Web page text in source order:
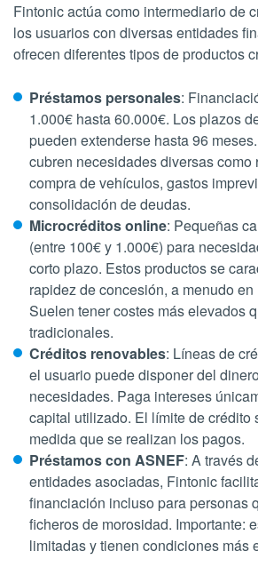
Fintonic actúa como intermediario de
los usuarios con diversas entidades
ofrecen diferentes tipos de productos
Préstamos personales:
1.000€ hasta 60.000€. Los plazos
pueden extenderse hasta 96
cubren necesidades diversas como
compra de vehículos, gastos
consolidación de deudas.
Microcréditos online: Pequeñas
(entre 100€ y 1.000€) para
corto plazo. Estos productos se
rapidez de concesión, a menudo
Suelen tener costes más elevados
tradicionales.
Créditos renovables: Líneas de
el usuario puede disponer del
necesidades. Paga intereses
capital utilizado. El límite de crédito
medida que se realizan los pagos.
Préstamos con ASNEF: A través
entidades asociadas, Fintonic
financiación incluso para personas
ficheros de morosidad. Importante:
limitadas y tienen condiciones más